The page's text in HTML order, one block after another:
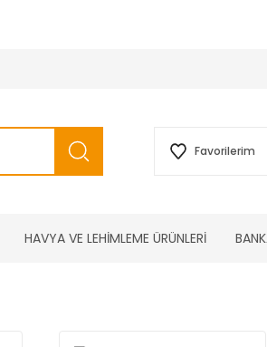
Favorilerim
HAVYA VE LEHİMLEME ÜRÜNLERİ